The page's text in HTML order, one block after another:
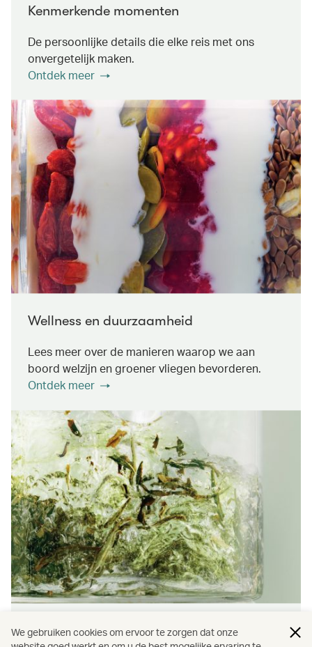
Kenmerkende momenten
De persoonlijke details die elke reis met ons
onvergetelijk maken.
Ontdek meer
Wellness en duurzaamheid
Lees meer over de manieren waarop we aan
boord welzijn en groener vliegen bevorderen.
Ontdek meer
Partnerschappen
We gebruiken cookies om ervoor te zorgen dat onze